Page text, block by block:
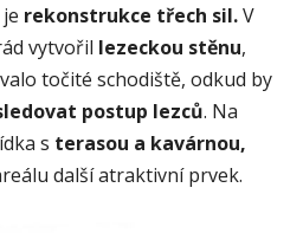
rekonstrukce třech sil.V
vytvořil lezeckou stěnu,
točité schodiště, odkud by
postup lezců. Na
s terasou a kavárnou,
další atraktivní prvek.